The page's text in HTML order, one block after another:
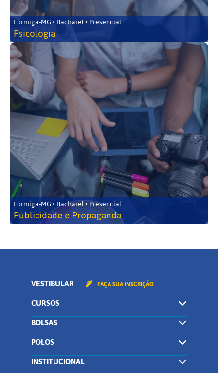
Formiga-MG • Bacharel • Presencial
Psicologia
Formiga-MG • Bacharel • Presencial
Publicidade e Propaganda
VESTIBULAR FAÇA SUA INSCRIÇÃO
CURSOS
BOLSAS
POLOS
INSTITUCIONAL